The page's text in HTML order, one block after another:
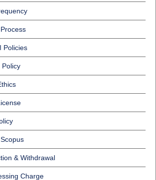
Policies
Policy
& Withdrawal
Charge